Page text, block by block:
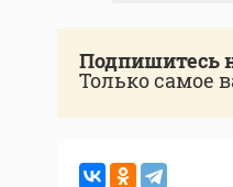
Подпишитесь
Только самое